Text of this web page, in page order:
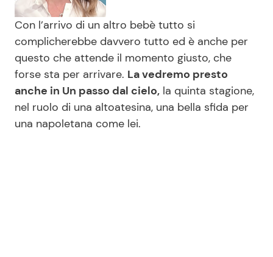
Con l’arrivo di un altro bebè tutto si
complicherebbe davvero tutto ed è anche per
questo che attende il momento giusto, che
forse sta per arrivare. La vedremo presto
anche in Un passo dal cielo, la quinta stagione,
nel ruolo di una altoatesina, una bella sfida per
una napoletana come lei.